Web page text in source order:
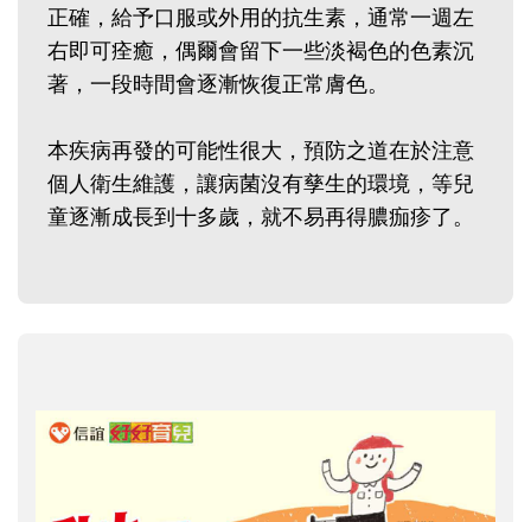
正確，給予口服或外用的抗生素，通常一週左
右即可痊癒，偶爾會留下一些淡褐色的色素沉
著，一段時間會逐漸恢復正常膚色。
本疾病再發的可能性很大，預防之道在於注意
個人衛生維護，讓病菌沒有孳生的環境，等兒
童逐漸成長到十多歲，就不易再得膿痂疹了。